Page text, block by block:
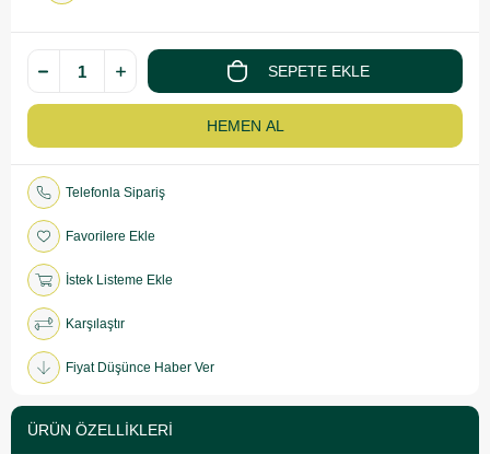
Telefonla Sipariş
Favorilere Ekle
İstek Listeme Ekle
Karşılaştır
Fiyat Düşünce Haber Ver
ÜRÜN ÖZELLIKLERI